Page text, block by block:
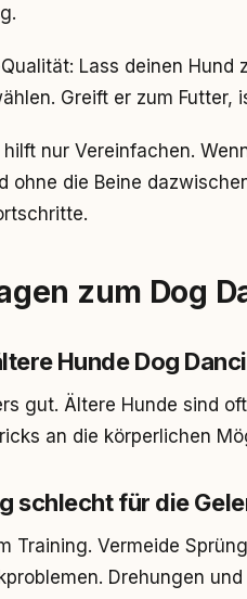
Lass deinen Hund
Greift er zum
nur Vereinfachen.
ohne die Beine
zum Dog
Hunde Dog
gut. Ältere Hunde sind
an die körperlichen
schlecht für die
Training. Vermeide
Drehungen